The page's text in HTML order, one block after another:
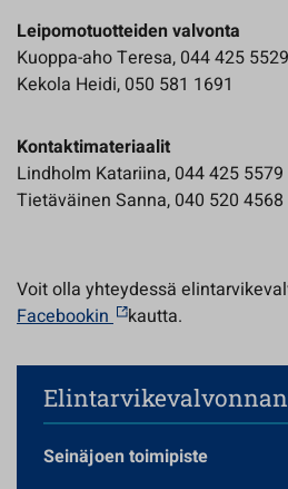
Leipomotuotteiden valvonta
Kuoppa-aho Teresa, 044 425 5529
Kekola Heidi, 050 581 1691
Kontaktimateriaalit
Lindholm Katariina, 044 425 5579
Tietäväinen Sanna, 040 520 4568
Voit olla yhteydessä
Facebookin kautta.
Seinäjoen toimipiste